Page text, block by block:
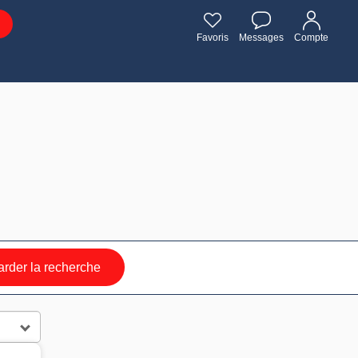
Favoris Messages Compte
la recherche